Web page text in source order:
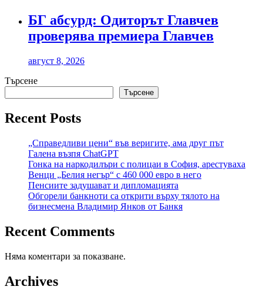
БГ абсурд: Одиторът Главчев
проверява премиера Главчев
август 8, 2026
Търсене
Търсене
Recent Posts
„Справедливи цени“ във веригите, ама друг път
Галена възпя ChatGPT
Гонка на наркодилъри с полицаи в София, арестуваха
Венци „Белия негър“ с 460 000 евро в него
Пенсиите задушават и дипломацията
Обгорели банкноти са открити върху тялото на
бизнесмена Владимир Янков от Банкя
Recent Comments
Няма коментари за показване.
Archives